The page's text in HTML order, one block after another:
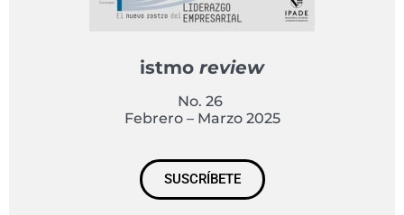
istmo review
No. 26
Febrero – Marzo 2025
SUSCRÍBETE